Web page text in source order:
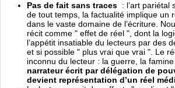
Pas de fait sans traces : l’art pariétal
de tout temps, la factualité implique un
dans le vaste domaine de l’écriture.
récit comme " effet de réel ", dont la
l’appétit insatiable du lecteurs par des
et si possible " plus vrai que vrai ". Le
inconnu du lecteur : la guerre, la
narrateur écrit par délégation de
devient représentation d’un réel